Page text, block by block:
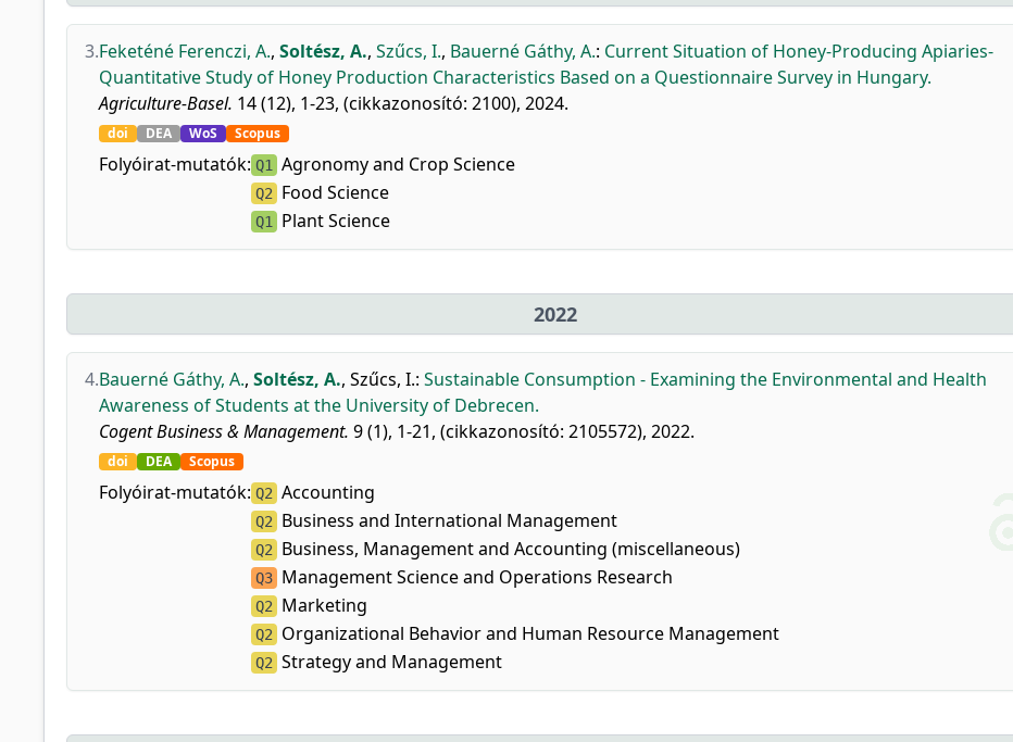
3.Feketéné Ferenczi, A., Soltész, A., Szűcs, I., Bauerné Gáthy, A.: Current Situation of Honey-Producing Apiaries-
Quantitative Study of Honey Production Characteristics Based on a Questionnaire Survey in Hungary.
Agriculture-Basel. 14 (12), 1-23, (cikkazonosító: 2100), 2024.
doi DEA WoS Scopus
Folyóirat-mutatók: Q1 Agronomy and Crop Science
Q2 Food Science
Q1 Plant Science
2022
4.Bauerné Gáthy, A., Soltész, A., Szűcs, I.: Sustainable Consumption - Examining the Environmental and Health
Awareness of Students at the University of Debrecen.
Cogent Business & Management. 9 (1), 1-21, (cikkazonosító: 2105572), 2022.
doi DEA Scopus
Folyóirat-mutatók: Q2 Accounting
Q2 Business and International Management
Q2 Business, Management and Accounting (miscellaneous)
Q3 Management Science and Operations Research
Q2 Marketing
Q2 Organizational Behavior and Human Resource Management
Q2 Strategy and Management